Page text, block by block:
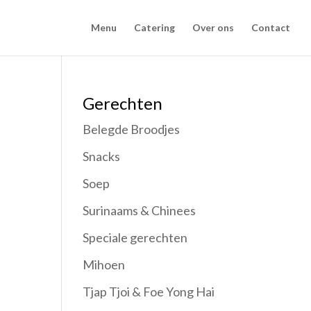
Menu Catering Over ons Contact
Gerechten
Belegde Broodjes
Snacks
Soep
Surinaams & Chinees
Speciale gerechten
Mihoen
Tjap Tjoi & Foe Yong Hai